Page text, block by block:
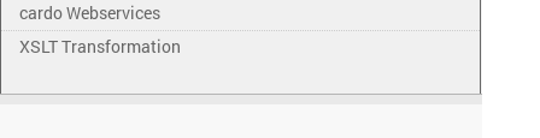
cardo Webservices
XSLT Transformation